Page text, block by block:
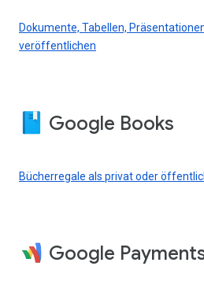
Dokumente, Tabellen,
veröffentlichen
Google Books
Bücherregale als privat oder
Google